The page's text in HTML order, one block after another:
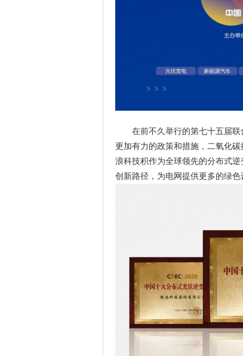
在前不久举行的第七十五届
更加有力的政策和措施，二氧化
浪科技积作为全球领先的分布式
创新路径，为电网提供更多的绿